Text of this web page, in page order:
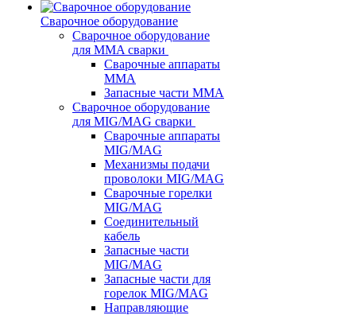
Сварочное оборудование
Сварочное оборудование
для MMA сварки
Сварочные аппараты
MMA
Запасные части MMA
Сварочное оборудование
для MIG/MAG сварки
Сварочные аппараты
MIG/MAG
Механизмы подачи
проволоки MIG/MAG
Сварочные горелки
MIG/MAG
Соединительный
кабель
Запасные части
MIG/MAG
Запасные части для
горелок MIG/MAG
Направляющие